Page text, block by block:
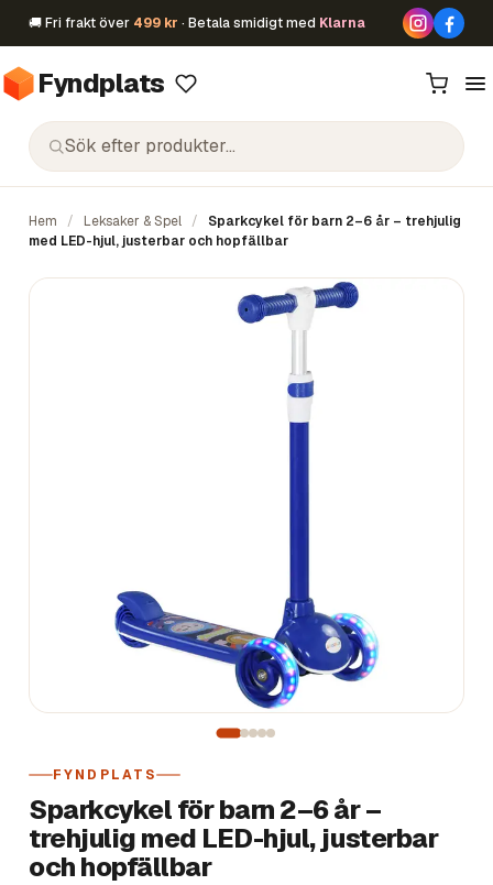
🚚 Fri frakt över 499 kr · Betala smidigt med Klarna
Fyndplats
Hem / Leksaker & Spel /
Sparkcykel för barn 2–6 år – trehjulig
med LED-hjul, justerbar och hopfällbar
FYNDPLATS
Sparkcykel för barn 2–6 år –
trehjulig med LED-hjul, justerbar
och hopfällbar